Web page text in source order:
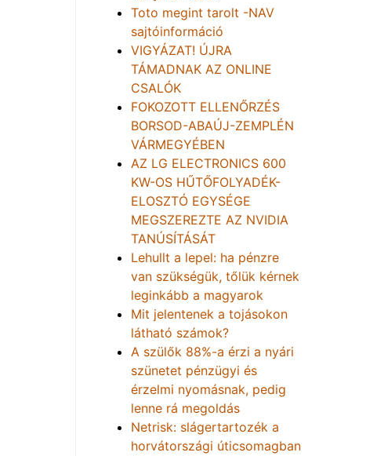
Toto megint tarolt -NAV
sajtóinformáció
VIGYÁZAT! ÚJRA
TÁMADNAK AZ ONLINE
CSALÓK
FOKOZOTT ELLENŐRZÉS
BORSOD-ABAÚJ-ZEMPLÉN
VÁRMEGYÉBEN
AZ LG ELECTRONICS 600
KW-OS HŰTŐFOLYADÉK-
ELOSZTÓ EGYSÉGE
MEGSZEREZTE AZ NVIDIA
TANÚSÍTÁSÁT
Lehullt a lepel: ha pénzre
van szükségük, tőlük kérnek
leginkább a magyarok
Mit jelentenek a tojásokon
látható számok?
A szülők 88%-a érzi a nyári
szünetet pénzügyi és
érzelmi nyomásnak, pedig
lenne rá megoldás
Netrisk: slágertartozék a
horvátországi úticsomagban